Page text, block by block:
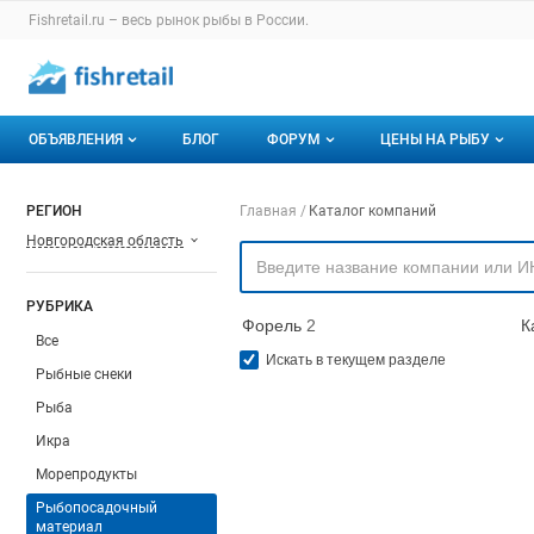
Раздел навигации по сайту fishretail.ru
Fishretail.ru – весь рынок рыбы в России.
Авторизация и меню пользователя
Навигация по разделам сайта fishretail.ru
ОБЪЯВЛЕНИЯ
Горячее предложение
БЛОГ ФОРУМ
Избранные
С моим участием
ЦЕНЫ НА РЫБУ
Актуальные
Динамика цен
РЕГИОН
Новгородская область
РУБРИКА
Все
Рыбные снеки
Рыба
Икра
Морепродукты
Рыбопосадочный
материал
Навигация по
Главная Каталог компаний
Форель 2
Искать в текущем разделе